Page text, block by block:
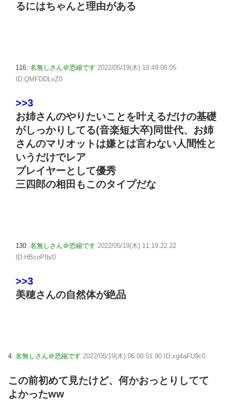
るにはちゃんと理由がある
116: 名無しさん＠恐縮です 2022/05/19(木) 10:49:08.05
ID:QMFDDLvZ0
>>3
お姉さんのやりたいことを叶えるだけの基礎
がしっかりしてる(音楽短大卒)同世代、お姉
さんのマリオットは嫌とは言わない人間性と
いうだけでレア
プレイヤーとして優秀
三四郎の相田もこのタイプだな
130: 名無しさん＠恐縮です 2022/05/19(木) 11:19:22.22
ID:HBcoPIb/0
>>3
美穂さんの自然体が絶品
4: 名無しさん＠恐縮です 2022/05/19(木) 06:00:51.90 ID:xg4aFU9c0
この前初めて見たけど、何かおっとりしてて
よかったww